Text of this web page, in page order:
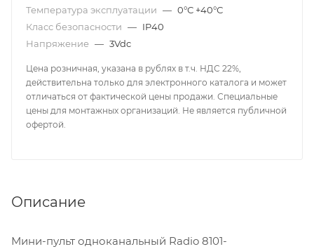
Температура эксплуатации — 0°С +40°С
Класс безопасности — IP40
Напряжение — 3Vdc
Цена розничная, указана в рублях в т.ч. НДС 22%,
действительна только для электронного каталога и может
отличаться от фактической цены продажи. Специальные
цены для монтажных организаций. Не является публичной
офертой.
Описание
Мини-пульт одноканальный Radio 8101-